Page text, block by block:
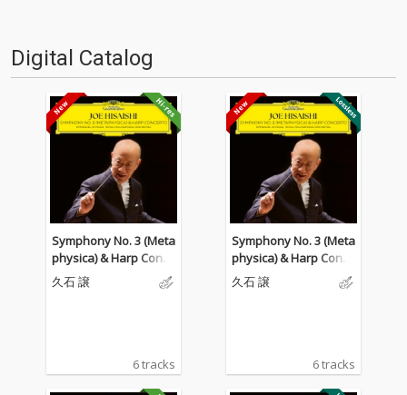
は…'''1.過去作の最新リマスター
音源 2.これまで未配信…
Digital Catalog
Symphony No. 3 (Meta
physica) & Harp Conce
rto
久石 譲
6 tracks
Symphony No. 3 (Meta
physica) & Harp Conce
rto
久石 譲
6 tracks